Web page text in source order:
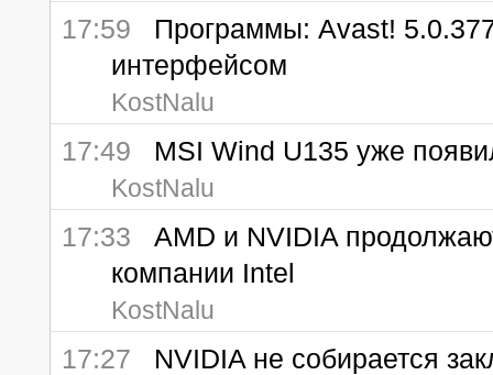
17:59 Программы: Avast!
интерфейсом
KostNalu
17:49 MSI Wind U135 уже
KostNalu
17:33 AMD и NVIDIA
компании Intel
KostNalu
17:27 NVIDIA не собирается